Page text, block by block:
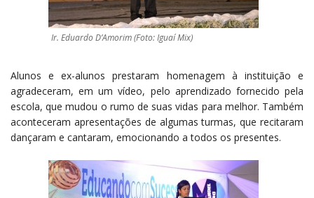
Ir. Eduardo D’Amorim (Foto: Iguaí Mix)
Alunos e ex-alunos prestaram homenagem à instituição e
agradeceram, em um vídeo, pelo aprendizado fornecido pela
escola, que mudou o rumo de suas vidas para melhor. Também
aconteceram apresentações de algumas turmas, que recitaram
dançaram e cantaram, emocionando a todos os presentes.